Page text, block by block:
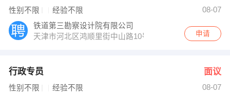
性别不限 经验不限
08-07
铁道第三勘察设计院有限公司
天津市河北区鸿顺里街中山路10号
申请
行政专员 面议
性别不限 经验不限
08-07